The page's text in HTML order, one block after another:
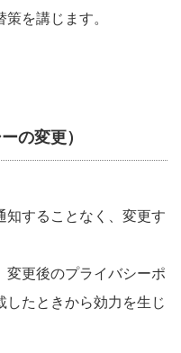
を講じます。
の変更）
知することなく、変更す
変更後のプライバシーポ
したときから効力を生じ